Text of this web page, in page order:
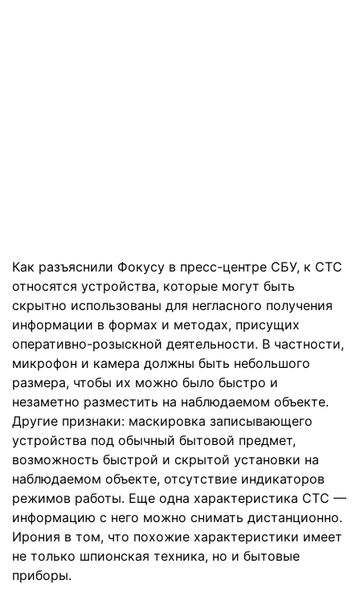
Как разъяснили Фокусу в пресс-центре СБУ, к СТС
относятся устройства, которые могут быть
скрытно использованы для негласного получения
информации в формах и методах, присущих
оперативно-розыскной деятельности. В частности,
микрофон и камера должны быть небольшого
размера, чтобы их можно было быстро и
незаметно разместить на наблюдаемом объекте.
Другие признаки: маскировка записывающего
устройства под обычный бытовой предмет,
возможность быстрой и скрытой установки на
наблюдаемом объекте, отсутствие индикаторов
режимов работы. Еще одна характеристика СТС —
информацию с него можно снимать дистанционно.
Ирония в том, что похожие характеристики имеет
не только шпионская техника, но и бытовые
приборы.